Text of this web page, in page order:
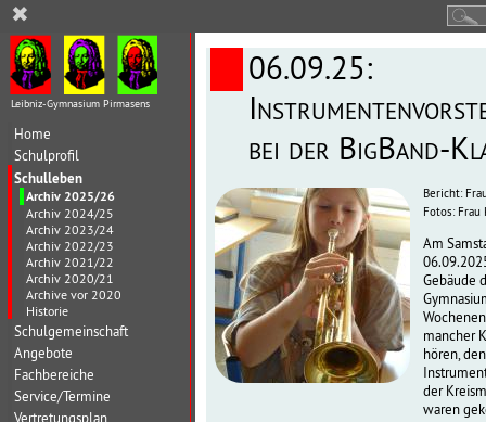
Leibniz-Gymnasium Pirmasens
Home
Schulprofil
Schulleben
Archiv 2025/26
Archiv 2024/25
Archiv 2023/24
Archiv 2022/23
Archiv 2021/22
Archiv 2020/21
Archive vor 2020
Historie
Schulgemeinschaft
Angebote
Fachbereiche
Service/Termine
Vertretungsplan
06.09.25:
bei der BigBand-
Bericht:
Fotos: Frau
Am
Gebäude
mancher
hören,
der
waren
✖